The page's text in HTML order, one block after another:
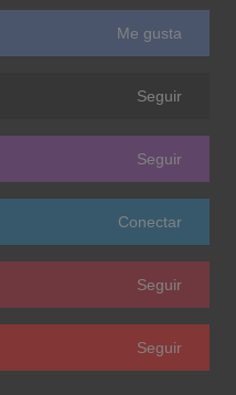
Me gusta
Seguir
Seguir
Conectar
Seguir
Seguir